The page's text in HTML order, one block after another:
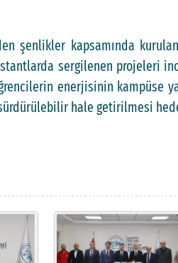
şenlikler kapsamında
sergilenen projeleri
enerjisinin kampüse
hale getirilmesi